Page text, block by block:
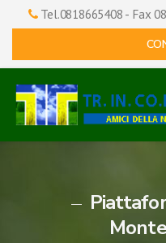
Tel.0818665408 - Fax